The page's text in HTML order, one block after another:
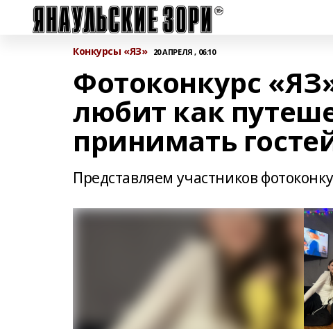
Конкурсы «ЯЗ» 20 АПРЕЛЯ , 06:10
Фотоконкурс
любит как
принимать
Представляем участников